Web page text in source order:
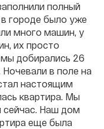
полный
в городе было уже
много машин, у
их просто
добирались 26
в поле на
настоящим
квартира. Мы
сейчас. Наш дом
еще была